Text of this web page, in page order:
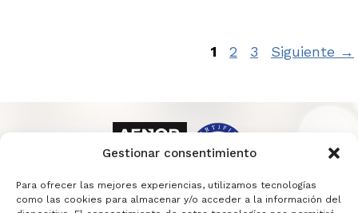
Gestionar consentimiento
Para ofrecer las mejores experiencias, utilizamos tecnologías
como las cookies para almacenar y/o acceder a la información del
Página
1 Página
2 Página
3 Siguiente →